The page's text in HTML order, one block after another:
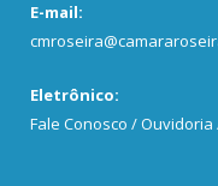
E-mail:
Eletrônico:
Fale Conosco / Ouvidoria